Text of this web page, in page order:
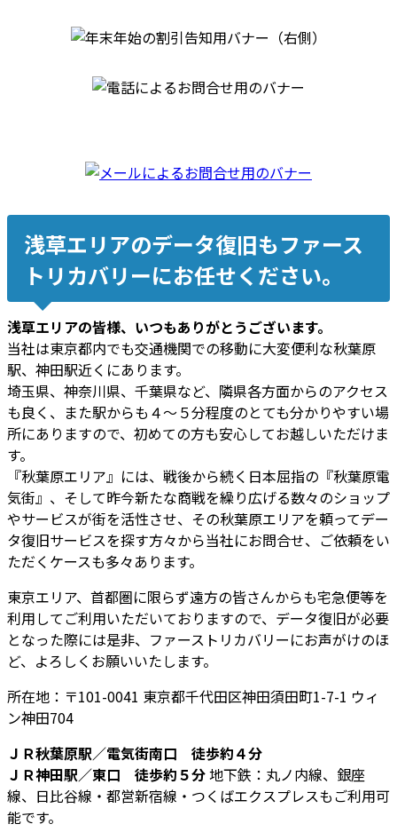
浅草エリアのデータ復旧もファース
トリカバリーにお任せください。
浅草エリアの皆様、いつもありがとうございます。
当社は東京都内でも交通機関での移動に大変便利な秋葉原
駅、神田駅近くにあります。
埼玉県、神奈川県、千葉県など、隣県各方面からのアクセス
も良く、また駅からも４～５分程度のとても分かりやすい場
所にありますので、初めての方も安心してお越しいただけま
す。
『秋葉原エリア』には、戦後から続く日本屈指の『秋葉原電
気街』、そして昨今新たな商戦を繰り広げる数々のショップ
やサービスが街を活性させ、その秋葉原エリアを頼ってデー
タ復旧サービスを探す方々から当社にお問合せ、ご依頼をい
ただくケースも多々あります。
東京エリア、首都圏に限らず遠方の皆さんからも宅急便等を
利用してご利用いただいておりますので、データ復旧が必要
となった際には是非、ファーストリカバリーにお声がけのほ
ど、よろしくお願いいたします。
所在地：〒101-0041 東京都千代田区神田須田町1-7-1 ウィ
ン神田704
ＪＲ秋葉原駅／電気街南口 徒歩約４分
ＪＲ神田駅／東口 徒歩約５分地下鉄：丸ノ内線、銀座
線、日比谷線・都営新宿線・つくばエクスプレスもご利用可
能です。